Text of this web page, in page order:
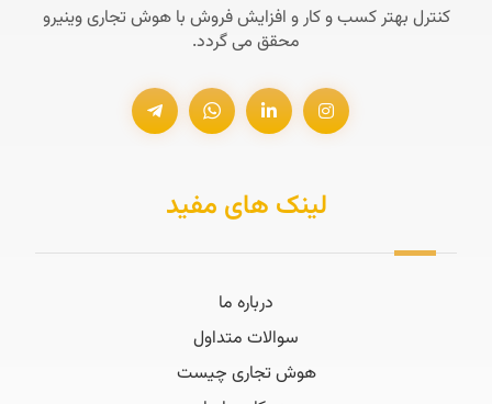
کنترل بهتر کسب و کار و افزایش فروش با هوش تجاری وینیرو
محقق می گردد.
لینک های مفید
درباره ما
سوالات متداول
هوش تجاری چیست